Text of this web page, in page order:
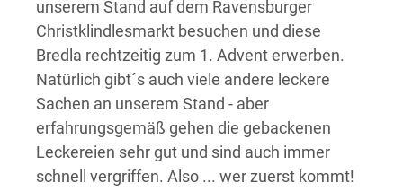
unserem Stand auf dem Ravensburger
Christklindlesmarkt besuchen und diese
Bredla rechtzeitig zum 1. Advent erwerben.
Natürlich gibt´s auch viele andere leckere
Sachen an unserem Stand - aber
erfahrungsgemäß gehen die gebackenen
Leckereien sehr gut und sind auch immer
schnell vergriffen. Also ... wer zuerst kommt!